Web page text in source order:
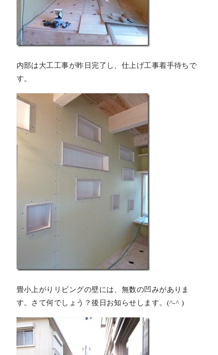
内部は大工工事が昨日完了し、仕上げ工事着手待ちで
す。
畳小上がりリビングの壁には、無数の凹みがありま
す。さて何でしょう？後日お知らせします。(^-^ )